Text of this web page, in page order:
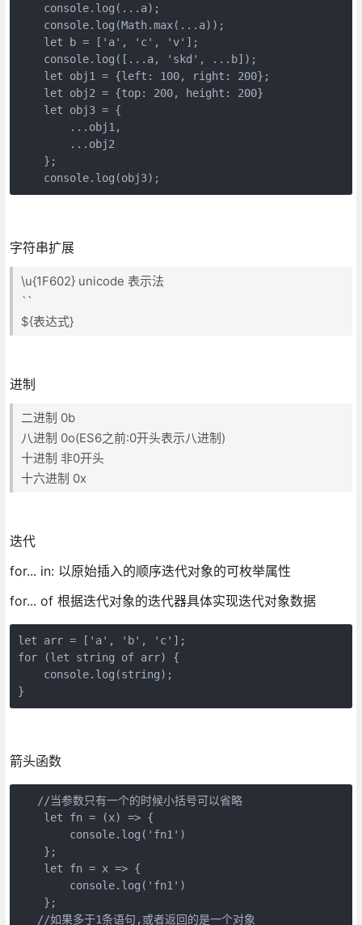
    console.log(...a);
    console.log(Math.max(...a));
    let b = ['a', 'c', 'v'];
    console.log([...a, 'skd', ...b]);
    let obj1 = {left: 100, right: 200};
    let obj2 = {top: 200, height: 200}
    let obj3 = {
        ...obj1,
        ...obj2
    };
    console.log(obj3);
字符串扩展
\u{1F602} unicode 表示法
``
${表达式}
进制
二进制 0b
八进制 0o(ES6之前:0开头表示八进制)
十进制 非0开头
十六进制 0x
迭代
for... in: 以原始插入的顺序迭代对象的可枚举属性
for... of 根据迭代对象的迭代器具体实现迭代对象数据
let arr = ['a', 'b', 'c'];
for (let string of arr) {
    console.log(string);
}
箭头函数
   //当参数只有一个的时候小括号可以省略
    let fn = (x) => {
        console.log('fn1')
    };
    let fn = x => {
        console.log('fn1')
    };
   //如果多于1条语句,或者返回的是一个对象